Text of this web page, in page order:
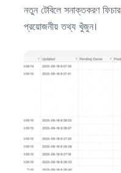
নতুন টেবিলে সনাক্তকরণ
প্রয়োজনীয় তথ্য খুঁজুন।